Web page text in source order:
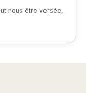
nous être versée,